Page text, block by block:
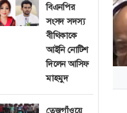
বিএনপির
সংসদ সদস্য
বীথিকাকে
আইনি নোটিশ
দিলেন আসিফ
মাহমুদ
তেজগাঁওয়ে